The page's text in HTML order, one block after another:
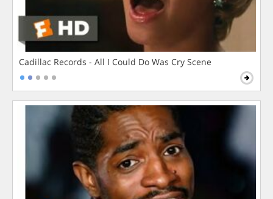
Cadillac Records - All I Could Do Was Cry Scene